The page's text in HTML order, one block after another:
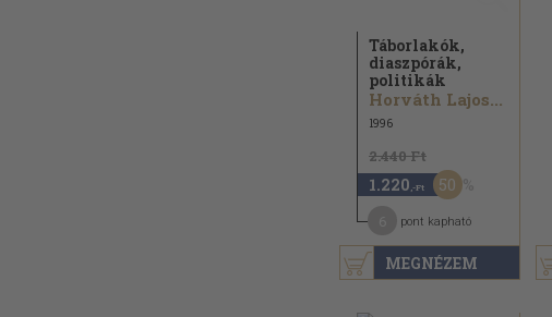
MEGNÉZEM
Táborlakók,
diaszpórák,
politikák
Horváth Lajos...
1996
2.440 Ft
1.220 ,-Ft 50
pont kapható